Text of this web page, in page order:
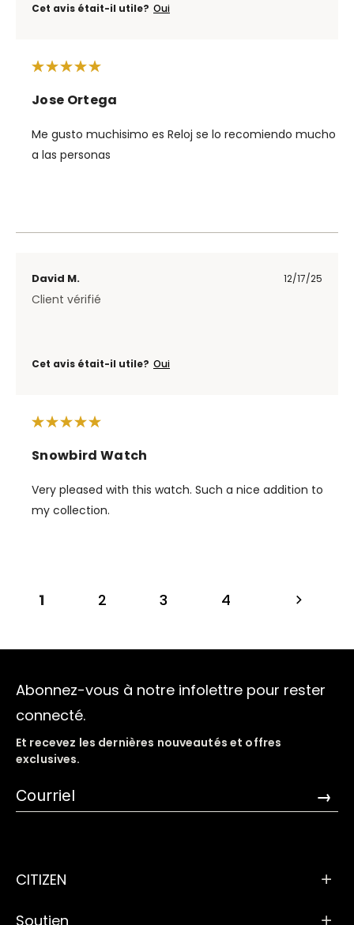
Cet avis était-il utile? Oui
Jose Ortega
Me gusto muchisimo es Reloj se lo recomiendo mucho
a las personas
David M. 12/17/25
Client vérifié
Cet avis était-il utile? Oui
Snowbird Watch
Very pleased with this watch. Such a nice addition to
my collection.
1 2 3 4
Abonnez-vous à notre infolettre pour rester
connecté.
Et recevez les dernières nouveautés et offres
exclusives.
→
CITIZEN
Soutien